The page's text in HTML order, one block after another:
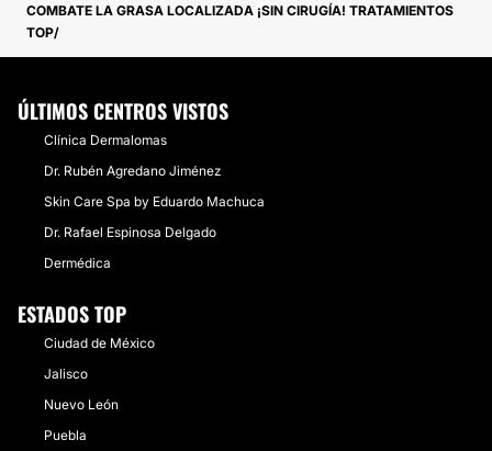
COMBATE LA GRASA LOCALIZADA ¡SIN CIRUGÍA! TRATAMIENTOS
TOP
ÚLTIMOS CENTROS VISTOS
Clínica Dermalomas
Dr. Rubén Agredano Jiménez
Skin Care Spa by Eduardo Machuca
Dr. Rafael Espinosa Delgado
Dermédica
ESTADOS TOP
Ciudad de México
Jalisco
Nuevo León
Puebla